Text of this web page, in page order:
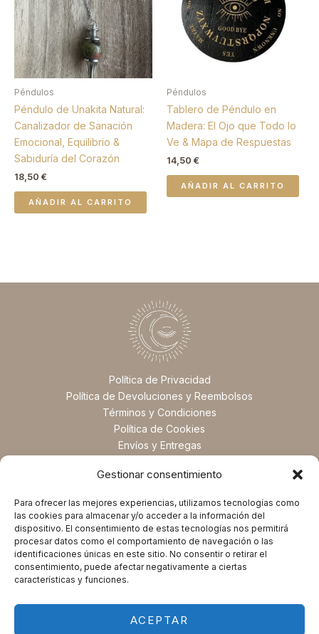
Gestionar consentimiento
Para ofrecer las mejores experiencias, utilizamos tecnologías como
las cookies para almacenar y/o acceder a la información del
dispositivo. El consentimiento de estas tecnologías nos permitirá
procesar datos como el comportamiento de navegación o las
identificaciones únicas en este sitio. No consentir o retirar el
consentimiento, puede afectar negativamente a ciertas
características y funciones.
ACEPTAR
Péndulos
Péndulo de Unakita Natural:
Canalizador de Sanación
Emocional, Equilibrio &
Sabiduría del Corazón
18,50 €
AÑADIR AL CARRITO
Péndulos
Tablero de Péndulo en
Madera: El Ojo que Todo lo
Ve & Mapa de Respuestas
14,50 €
AÑADIR AL CARRITO
Política de Privacidad
Política de Devoluciones y Reembolsos
Términos y Condiciones
Política de Cookies
Envíos y Entregas